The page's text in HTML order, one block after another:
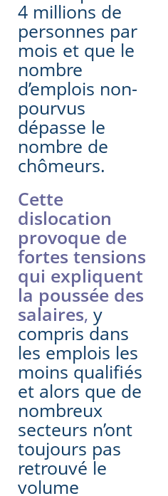
4 millions de
personnes par
mois et que le
nombre
d’emplois non-
pourvus
dépasse le
nombre de
chômeurs.
Cette
dislocation
provoque de
fortes tensions
qui expliquent
la poussée des
salaires, y
compris dans
les emplois les
moins qualifiés
et alors que de
nombreux
secteurs n’ont
toujours pas
retrouvé le
volume